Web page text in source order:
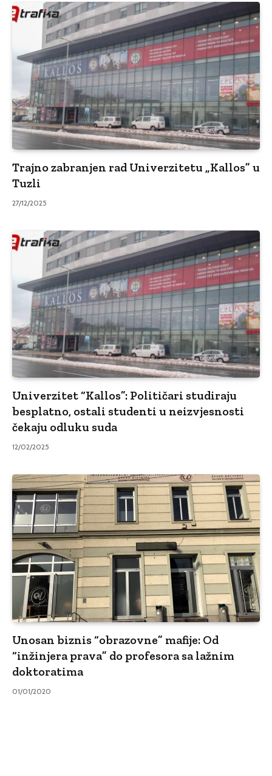
Trajno zabranjen rad Univerzitetu „Kallos” u
Tuzli
27/12/2025
Univerzitet “Kallos”: Političari studiraju
besplatno, ostali studenti u neizvjesnosti
čekaju odluku suda
12/02/2025
Unosan biznis “obrazovne” mafije: Od
“inžinjera prava” do profesora sa lažnim
doktoratima
01/01/2020